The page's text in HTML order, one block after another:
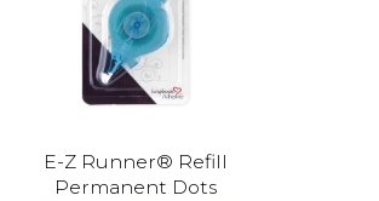
E-Z Runner® Refill
Permanent Dots